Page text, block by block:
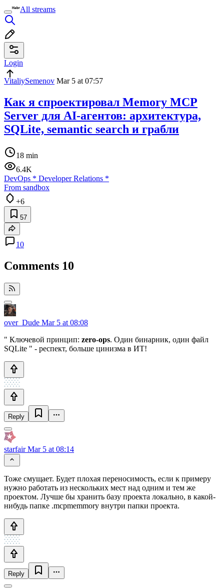
All streams
Login
VitaliySemenov Mar 5 at 07:57
Как я спроектировал Memory MCP
Server для AI-агентов: архитектура,
SQLite, semantic search и грабли
18 min
6.4K
DevOps * Developer Relations *
From sandbox
+6
57
10
Comments 10
over_Dude Mar 5 at 08:08
" Ключевой принцип: zero-ops. Один бинарник, один файл
SQLite " - респект, больше цинизма в ИТ!
Reply
starfairMar 5 at 08:14
Тоже смущает. Будет плохая переносимость, если к примеру
нужно работать из нескольких мест над одним и тем же
проектом. Лучше бы хранить базу проекта локально, в какой-
нибудь папке .mcpmemmory внутри папки проекта.
Reply